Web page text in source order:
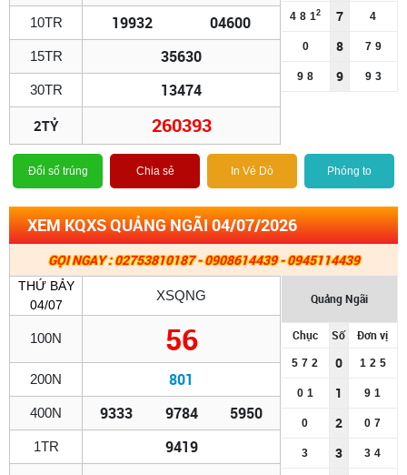
10TR 19932 04600
15TR 35630
30TR 13474
2TỶ 260393
4 8 12 7 4
0 8 7 9
9 8 9 9 3
Đổi số trúng Chia sẻ In Vé Dò Phóng to
XEM KQXS QUẢNG NGÃI 04/07/2026
GỌI NGAY : 02753810187 - 0908614439 - 0945114439
THỨ BẢY
04/07
XSQNG
100N 56
200N 801
400N 9333 9784 5950
1TR
9419
Quảng Ngãi
Chục Số Đơn vị
5 7 2 0 1 2 5
0 1 1 9 1
0 2 0 7
3 3 3 4